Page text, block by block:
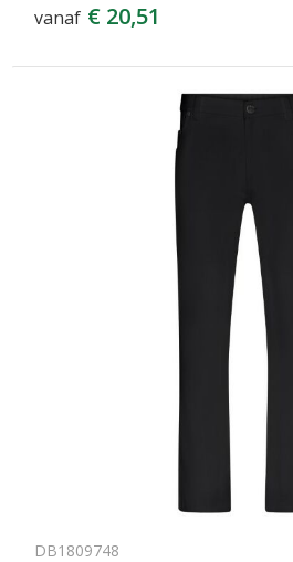
vanaf € 20,51
DB1809748